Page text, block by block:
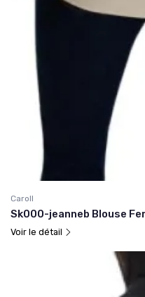
Caroll
Sk000-jeanneb Blouse
Voir le détail